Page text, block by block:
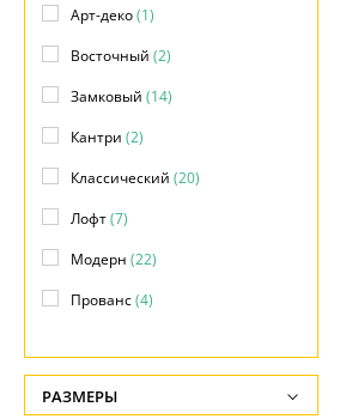
Арт-деко(1)
Восточный (2)
Замковый (14)
Кантри (2)
Классический (20)
Лофт(7)
Модерн (22)
Прованс(4)
Тиффани(12)
РАЗМЕРЫ